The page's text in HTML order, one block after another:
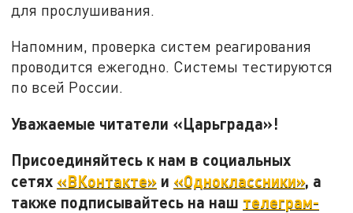
для прослушивания.
Напомним, проверка систем реагирования
проводится ежегодно. Системы тестируются
по всей России.
Уважаемые читатели «Царьграда»!
Присоединяйтесь к нам в социальных
сетях «ВКонтакте» и «Одноклассники», а
также подписывайтесь на наш телеграм-